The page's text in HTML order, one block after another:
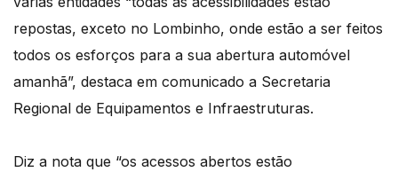
repostas, exceto no Lombinho, onde estão a ser feitos
todos os esforços para a sua abertura automóvel
amanhã”, destaca em comunicado a Secretaria
Regional de Equipamentos e Infraestruturas.
Diz a nota que “os acessos abertos estão